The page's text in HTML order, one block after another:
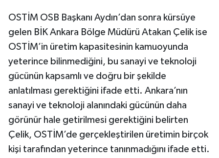
OSTİM OSB Başkanı Aydın’dan sonra kürsüye
gelen BİK Ankara Bölge Müdürü Atakan Çelik ise
OSTİM’in üretim kapasitesinin kamuoyunda
yeterince bilinmediğini, bu sanayi ve teknoloji
gücünün kapsamlı ve doğru bir şekilde
anlatılması gerektiğini ifade etti. Ankara’nın
sanayi ve teknoloji alanındaki gücünün daha
görünür hale getirilmesi gerektiğini belirten
Çelik, OSTİM’de gerçekleştirilen üretimin birçok
kişi tarafından yeterince tanınmadığını ifade etti.